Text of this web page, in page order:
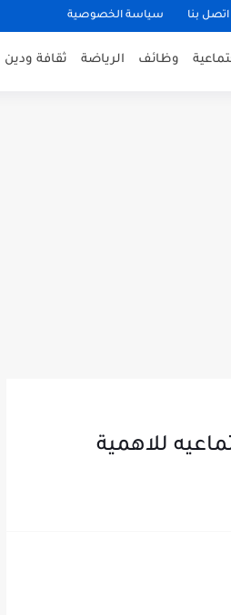
اتصل بنا سياسة الخصوصية
وظائف الرياضة ثقافة ودين
للاهمية